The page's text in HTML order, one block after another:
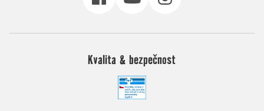
Kvalita & bezpečnost